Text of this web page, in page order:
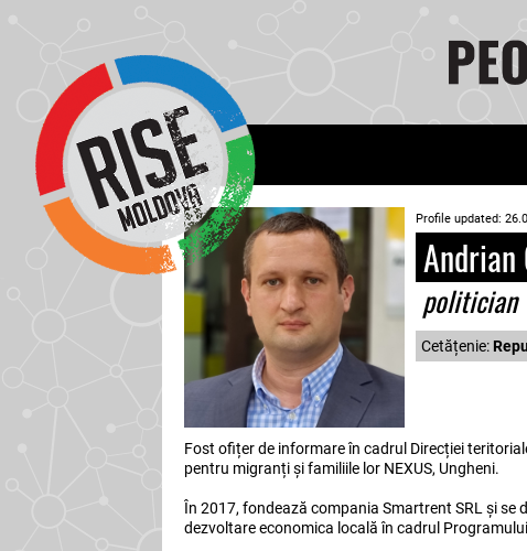
Profile updated:
Andrian
politician
Cetățenie:
Fost ofițer de informare în cadrul Direcției
pentru migranți și familiile lor NEXUS, Ungheni.
În 2017, fondează compania Smartrent SRL și se
dezvoltare economica locală în cadrul